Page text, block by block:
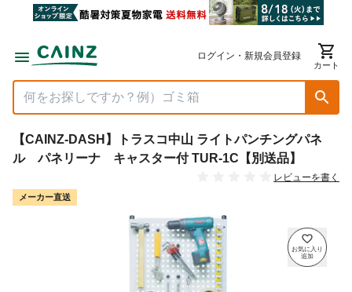
ログイン・新規会員登録
カート
【CAINZ-DASH】トラスコ中山 ライトパンチングパネ
ル パネリーナ キャスター付 TUR-1C【別送品】
レビューを書く
メーカー直送